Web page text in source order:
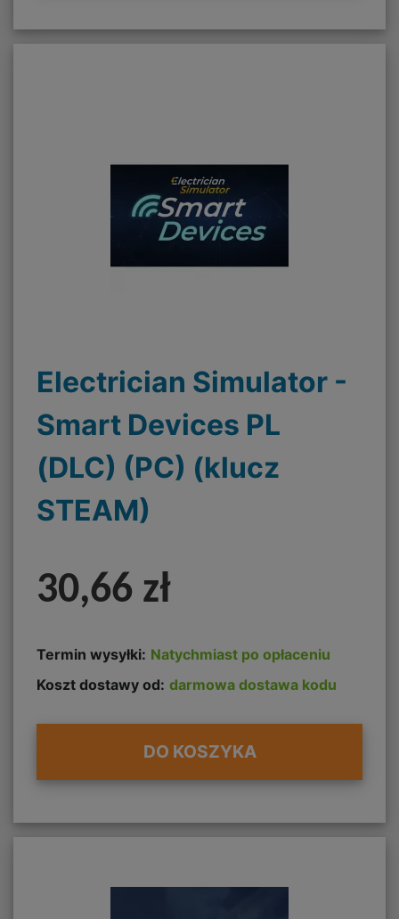
Electrician Simulator -
Smart Devices PL
(DLC) (PC) (klucz
STEAM)
30,66 zł
Termin wysyłki: Natychmiast po opłaceniu
Koszt dostawy od: darmowa dostawa kodu
DO KOSZYKA